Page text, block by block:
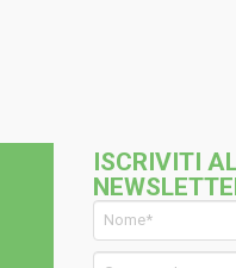
ISCRIVITI